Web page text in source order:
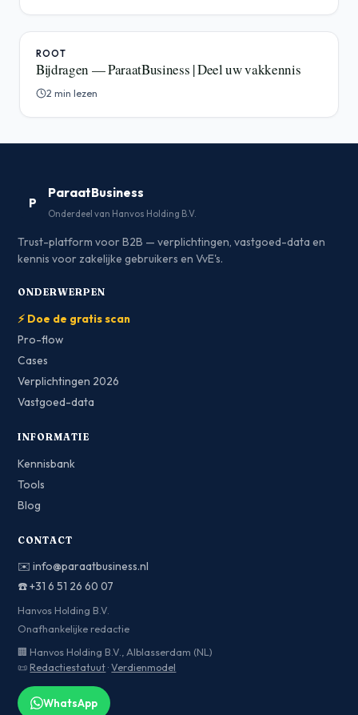
ROOT
Bijdragen — ParaatBusiness | Deel uw vakkennis
2 min lezen
P
ParaatBusiness
Onderdeel van Hanvos Holding B.V.
Trust-platform voor B2B — verplichtingen, vastgoed-data en
kennis voor zakelijke gebruikers en VvE's.
ONDERWERPEN
⚡ Doe de gratis scan
Pro-flow
Cases
Verplichtingen 2026
Vastgoed-data
INFORMATIE
Kennisbank
Tools
Blog
CONTACT
✉️info@paraatbusiness.nl
☎️+31 6 51 26 60 07
Hanvos Holding B.V.
Onafhankelijke redactie
🏢 Hanvos Holding B.V., Alblasserdam (NL)
📜 Redactiestatuut ·Verdienmodel
WhatsApp